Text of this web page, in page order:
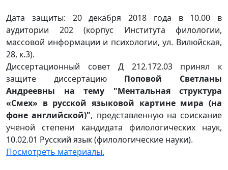
Дата защиты: 20 декабря 2018 года в 10.00 в
аудитории 202 (корпус Института филологии,
массовой информации и психологии, ул. Вилюйская,
28, к.3).
Диссертационный совет Д 212.172.03 принял к
защите диссертацию Поповой Светланы
Андреевны на тему "Ментальная структура
«Смех» в русской языковой картине мира (на
фоне английской)", представленную на соискание
ученой степени кандидата филологических наук,
10.02.01 Русский язык (филологические науки).
Посмотреть материалы.